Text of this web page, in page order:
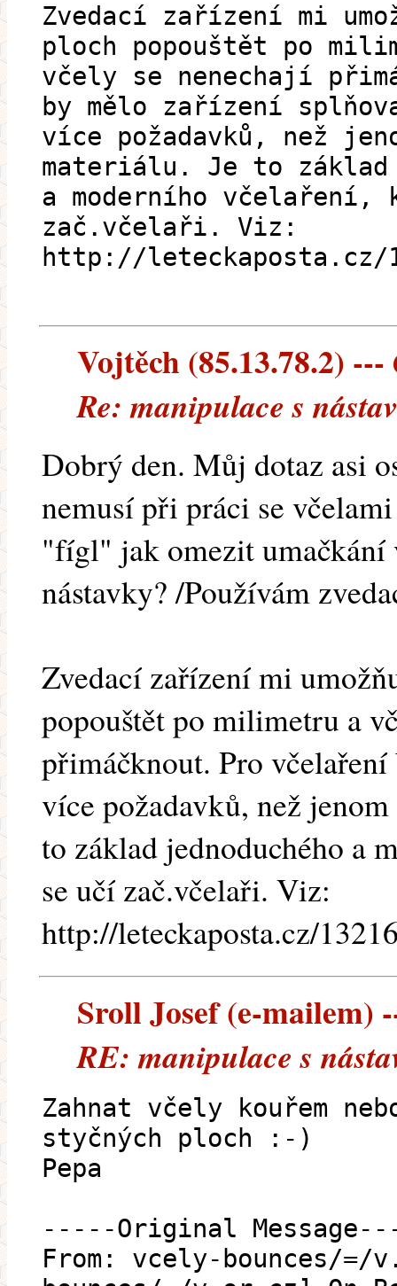
Zvedací zařízení mi
ploch popouštět po
včely se nenechají
by mělo zařízení
více požadavků, než
materiálu. Je to základ
a moderního včelaření,
zač.včelaři. Viz:
http://leteckaposta.cz/
Vojtěch (85.13.78.2) ---
Re: manipulace s
Dobrý den. Můj dotaz asi
nemusí při práci se
"fígl" jak omezit umačkání
nástavky? /Používám
Zvedací zařízení mi
popouštět po milimetru a
přimáčknout. Pro
více požadavků, než
to základ jednoduchého a
se učí zač.včelaři. Viz:
http://leteckaposta.cz/
Sroll Josef (e-mailem)
RE: manipulace s
Zahnat včely kouřem
styčných ploch :-)
Pepa
-----Original
From: vcely-bounces/